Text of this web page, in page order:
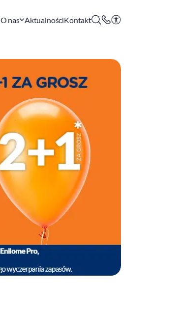
O nas AktualnościKontakt